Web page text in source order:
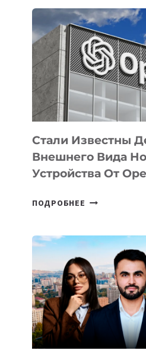
ЗАДАЧИ
ПО
РАЗВИТИЮ
ЭКОСИСТЕМЫ
ИНТЕЛЛЕКТА
Стали Известны
Внешнего Вида
Устройства От
ПОДРОБНЕЕ СТАЛИ
ВНЕШНЕГО
ВИДА
НОВОГО
УСТРОЙСТВА
ОТ
OPENAI